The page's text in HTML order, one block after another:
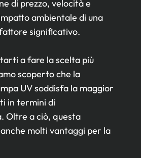
di prezzo, velocità e
ambientale di una
significativo.
a fare la scelta più
scoperto che la
UV soddisfa la maggior
in termini di
Oltre a ciò, questa
molti vantaggi per la